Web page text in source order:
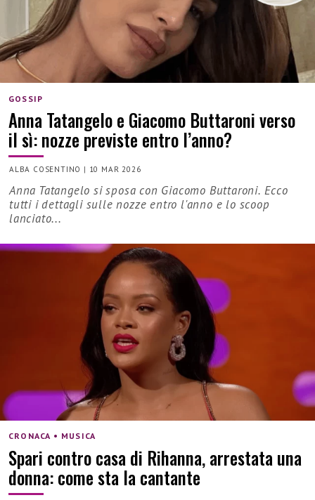
GOSSIP
Anna Tatangelo e Giacomo Buttaroni verso
il sì: nozze previste entro l’anno?
ALBA COSENTINO | 10 MAR 2026
Anna Tatangelo si sposa con Giacomo Buttaroni. Ecco
tutti i dettagli sulle nozze entro l'anno e lo scoop
lanciato...
CRONACA • MUSICA
Spari contro casa di Rihanna, arrestata una
donna: come sta la cantante